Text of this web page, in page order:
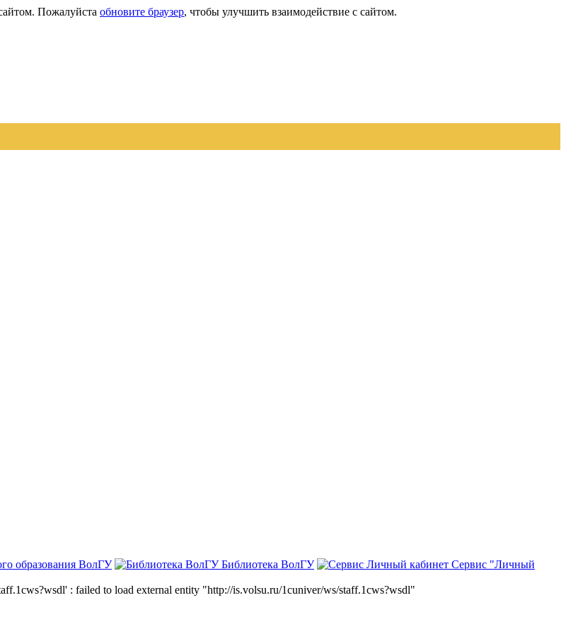
Пожалуйста обновите браузер, чтобы улучшить взаимодействие с сайтом.
образования ВолГУ Библиотека ВолГУ
Сервис "Личный
: failed to load external entity "http://is.volsu.ru/1cuniver/ws/staff.1cws?wsdl"